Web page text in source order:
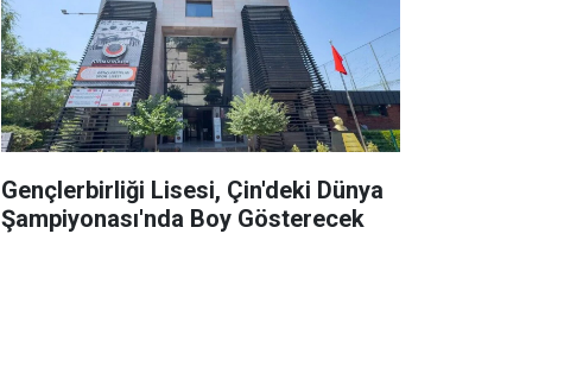
Gençlerbirliği Lisesi, Çin'deki Dünya
Şampiyonası'nda Boy Gösterecek